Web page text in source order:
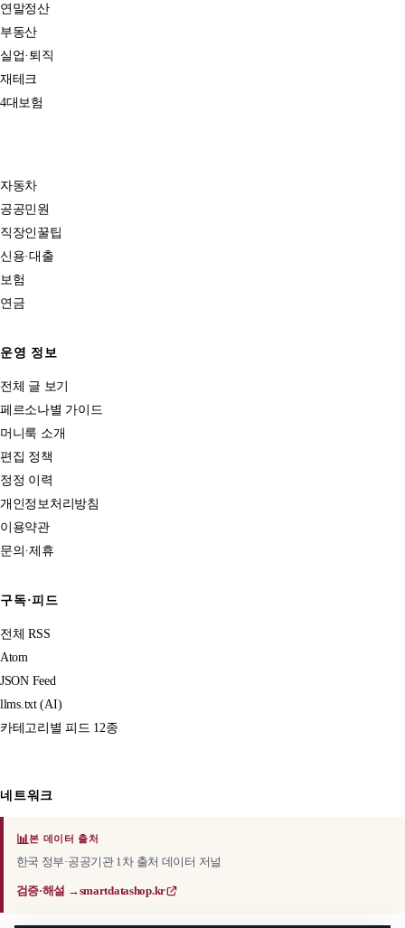
연말정산
부동산
실업·퇴직
재테크
4대보험
자동차
공공민원
직장인꿀팁
신용·대출
보험
연금
운영 정보
전체 글 보기
페르소나별 가이드
머니룩 소개
편집 정책
정정 이력
개인정보처리방침
이용약관
문의·제휴
구독·피드
전체 RSS
Atom
JSON Feed
llms.txt (AI)
카테고리별 피드 12종
네트워크
📊본 데이터 출처
한국 정부·공공기관 1차 출처 데이터 저널
검증·해설 →smartdatashop.kr